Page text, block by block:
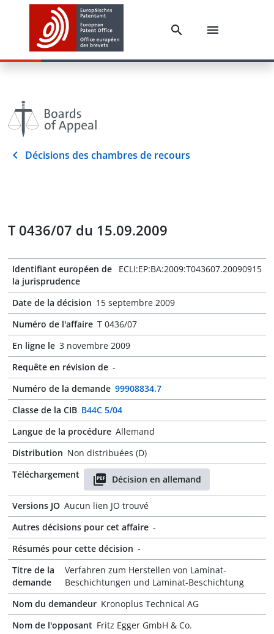
Décisions des chambres de recours
T 0436/07 du 15.09.2009
Identifiant européen de
la jurisprudence
ECLI:EP:BA:2009:T043607.20090915
Date de la décision 15 septembre 2009
Numéro de l'affaire T 0436/07
En ligne le 3 novembre 2009
Requête en révision de -
Numéro de la demande 99908834.7
Classe de la CIB B44C 5/04
Langue de la procédure Allemand
Distribution Non distribuées (D)
Téléchargement
Décision en allemand
Versions JO Aucun lien JO trouvé
Autres décisions pour cet affaire -
Résumés pour cette décision -
Titre de la
demande
Verfahren zum Herstellen von Laminat-
Beschichtungen und Laminat-Beschichtung
Nom du demandeur Kronoplus Technical AG
Nom de l'opposant Fritz Egger GmbH & Co.